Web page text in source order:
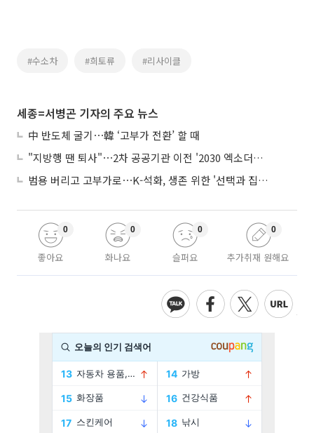
#수소차 #희토류 #리사이클
세종=서병곤 기자의 주요 뉴스
中 반도체 굴기⋯韓 ‘고부가 전환’ 할 때
"지방행 땐 퇴사"⋯2차 공공기관 이전 '2030 엑소더스' 뇌관
범용 버리고 고부가로⋯K-석화, 생존 위한 '선택과 집중'
좋아요
0
화나요
0
슬퍼요
0
추가취재 원해요
0